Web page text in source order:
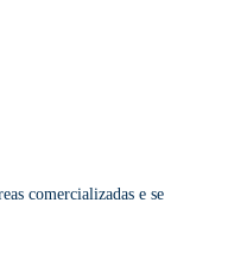
comercializadas e se